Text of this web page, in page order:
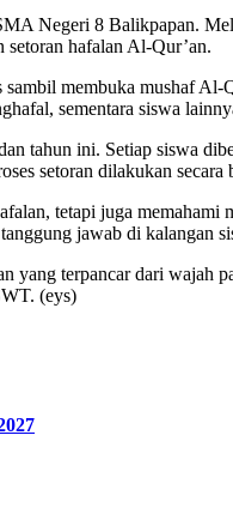
Negeri 8 Balikpapan.
setoran hafalan Al-Qur’an.
membuka mushaf
sementara siswa
tahun ini. Setiap siswa
setoran dilakukan
tetapi juga
jawab di kalangan
terpancar dari wajah
(eys)